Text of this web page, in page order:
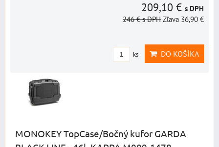
209,10 € s DPH
246 €s DPH Zľava 36,90 €
ks DO KOŠÍKA
MONOKEY TopCase/Bočný kufor GARDA